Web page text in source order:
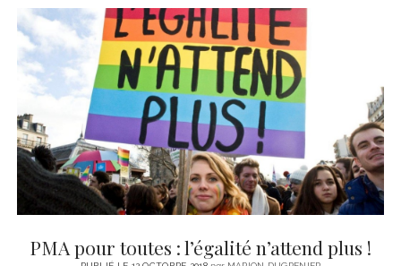
PMA pour toutes : l’égalité n’attend plus !